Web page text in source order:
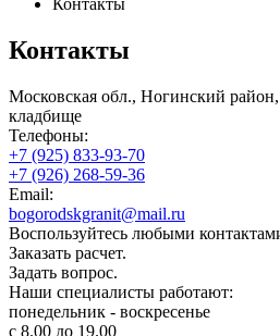
Контакты
Контакты
Московская обл., Ногинский
кладбище
Телефоны:
+7 (925) 833-93-70
+7 (926) 268-59-36
Email:
bogorodskgranit@mail.ru
Воспользуйтесь любыми
Заказать расчет.
Задать вопрос.
Наши специалисты работают:
понедельник - воскресенье
с 8.00 до 19.00